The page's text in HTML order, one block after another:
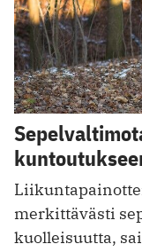
merkittävästi
kuolleisuutta,